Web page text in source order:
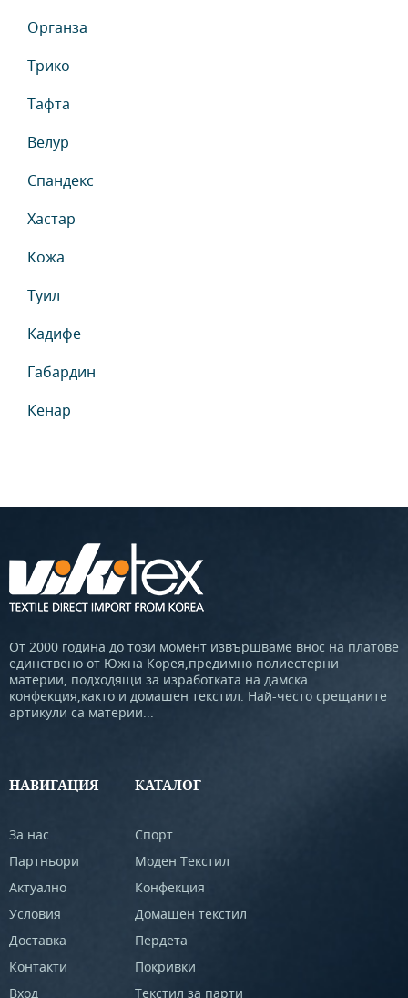
Органза
Трико
Тафта
Велур
Спандекс
Хастар
Кожа
Туил
Кадифе
Габардин
Кенар
От 2000 година до този момент извършваме внос на платове
единствено от Южна Корея,предимно полиестерни
материи, подходящи за изработката на дамска
конфекция,както и домашен текстил. Най-често срещаните
артикули са материи...
НАВИГАЦИЯ
За нас
Партньори
Актуално
Условия
Доставка
Контакти
Вход
КАТАЛОГ
Спорт
Моден Текстил
Конфекция
Домашен текстил
Пердета
Покривки
Текстил за парти